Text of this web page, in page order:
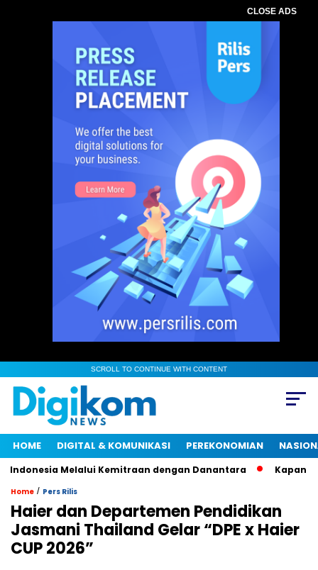
CLOSE ADS
SCROLL TO CONTINUE WITH CONTENT
HOME DIGITAL & KOMUNIKASI PEREKONOMIAN
Melalui Kemitraan dengan Danantara Kapan
Home / Pers Rilis
Haier dan Departemen Pendidikan
Jasmani Thailand Gelar “DPE x Haier
CUP 2026”